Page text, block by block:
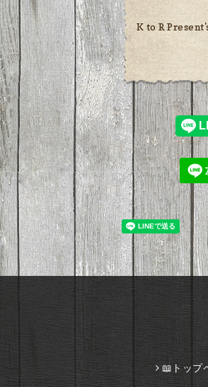
K to R
📖トップ